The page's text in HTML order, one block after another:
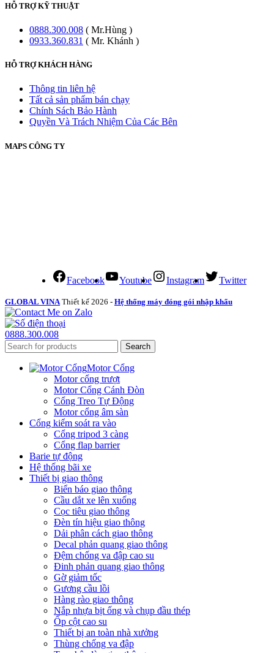
HỖ TRỢ KỸ THUẬT
0888.300.008 ( Mr.Hùng )
0933.360.831 ( Mr. Khánh )
HỖ TRỢ KHÁCH HÀNG
Thông tin liên hệ
Tất cả sản phẩm bán chạy
Chính Sách Bảo Hành
Quyền Và Trách Nhiệm Của Các Bên
MAPS CÔNG TY
Facebook Youtube Instagram Twitter
GLOBAL VINA Thiết kế 2026 - Hệ thống máy đóng gói nhập khẩu
0888.300.008
Search
Motor Cổng
Motor cổng trượt
Motor Cổng Cánh Đòn
Cổng Treo Tự Động
Motor cổng âm sàn
Cổng kiểm soát ra vào
Cổng tripod 3 càng
Cổng flap barrier
Barie tự động
Hệ thống bãi xe
Thiết bị giao thông
Biển báo giao thông
Cầu dắt xe lên xuống
Cọc tiêu giao thông
Đèn tín hiệu giao thông
Dải phân cách giao thông
Decal phản quang giao thông
Đệm chống va đập cao su
Đinh phản quang giao thông
Gờ giảm tốc
Gương cầu lồi
Hàng rào giao thông
Nắp nhựa bịt ống và chụp đầu thép
Ốp cột cao su
Thiết bị an toàn nhà xưởng
Thùng chống va đập